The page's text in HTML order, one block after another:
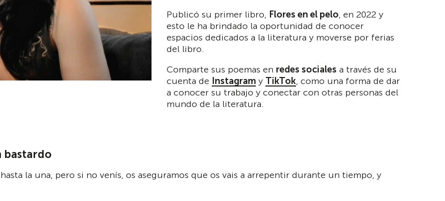
Publicó su primer libro, Flores en el pelo, en 2022 y
esto le ha brindado la oportunidad de conocer
espacios dedicados a la literatura y moverse por ferias
del libro.
Comparte sus poemas en redes sociales a través de su
cuenta de Instagram y TikTok, como una forma de dar
a conocer su trabajo y conectar con otras personas del
mundo de la literatura.
bastardo
la una, pero si no venís, os aseguramos que os vais a arrepentir durante un tiempo, y